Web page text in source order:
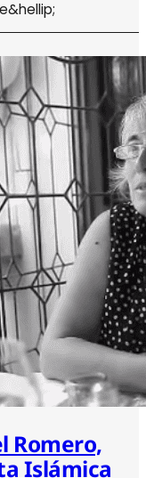
Romero,
Islámica